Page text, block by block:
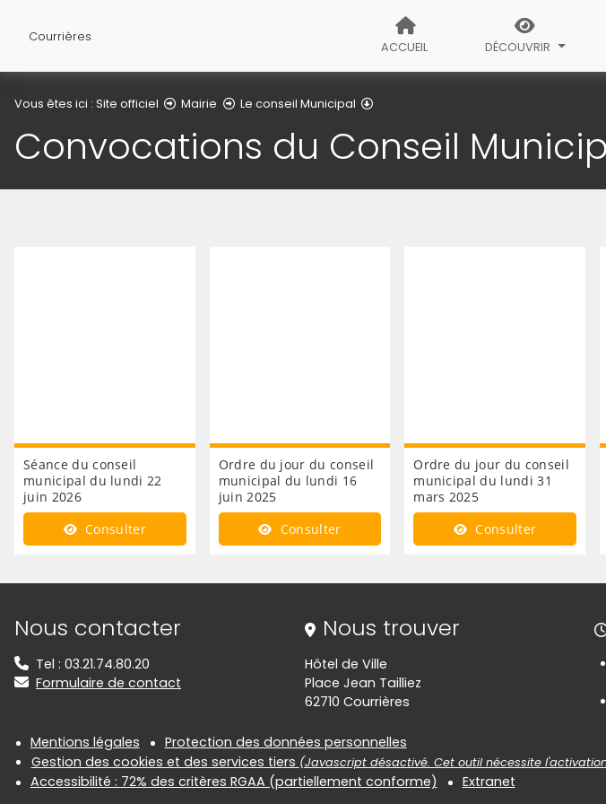
Courrières
ACCUEIL DÉCOUVRIR
Vous êtes ici : Site officiel Mairie Le conseil Municipal
Convocations du Conseil
Séance du conseil
municipal du lundi 22
juin 2026
Consulter
Ordre du jour du conseil
municipal du lundi 16
juin 2025
Consulter
Ordre du jour du conseil
municipal du lundi 31
mars 2025
Consulter
Informations de contact
Nous contacter
Tel : 03.21.74.80.20
Formulaire de contact
Nous trouver
Hôtel de Ville
Place Jean Tailliez
62710 Courrières
Informations réglementaires
Mentions légales
Protection des données personnelles
Gestion des cookies et des services tiers (Javascript désactivé. Cet outil nécessite
Accessibilité : 72% des critères RGAA (partiellement conforme) Extranet